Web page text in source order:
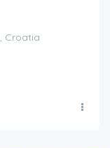
Croatia